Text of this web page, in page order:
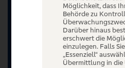
Möglichkeit, dass
Behörde zu
Darüber hinaus
erschwert die
einzulegen. Falls
„Essenziell“
Übermittlung in die